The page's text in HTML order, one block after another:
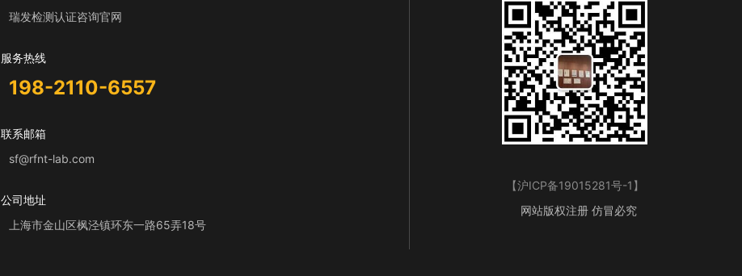
瑞发检测认证咨询官网
服务热线
198-2110-6557
联系邮箱
sf@rfnt-lab.com
公司地址
上海市金山区枫泾镇环东一路65弄18号
【沪ICP备19015281号-1 】
网站版权注册 仿冒必究